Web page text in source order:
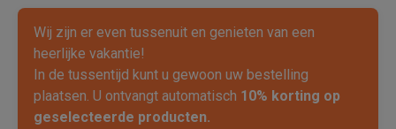
Wij zijn er even tussenuit en genieten van een
heerlijke vakantie!
In de tussentijd kunt u gewoon uw bestelling
plaatsen. U ontvangt automatisch 10% korting op
geselecteerde producten.